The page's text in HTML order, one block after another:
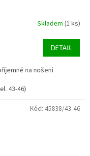
Skladem (1 ks)
DETAIL
na nošení
43-46)
Kód: 45838/43-46